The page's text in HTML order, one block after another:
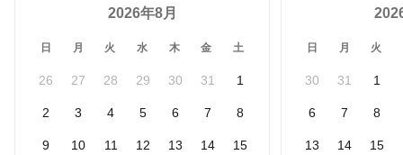
2026年8月
日 月 火 水 木 金 土
26 27 28 29 30 31 1
2 3 4 5 6 7 8
9 10 11 12 13 14 15
日 月 火
30 31 1
6 7 8
13 14 15